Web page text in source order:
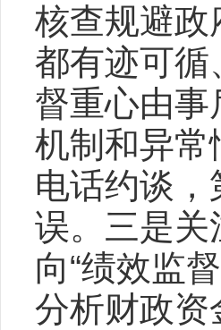
核查规避政
都有迹可循
督重心由
机制和异常
电话约谈，
误。三是关
向“绩效监
分析财政资